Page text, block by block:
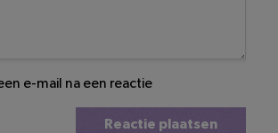
e-mail na een reactie
Reactie plaatsen